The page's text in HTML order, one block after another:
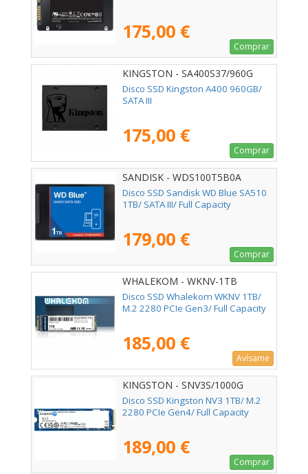
175,00 €
Comprar
KINGSTON - SA400S37/960G
Disco SSD Kingston A400 960GB/
SATA III
175,00 €
Comprar
SANDISK - WDS100T5B0A
Disco SSD Sandisk WD Blue SA510
1TB/ SATA III/ Full Capacity
179,00 €
Comprar
WHALEKOM - WKNV-1TB
Disco SSD Whalekom WKNV 1TB/
M.2 2280 PCIe Gen3/ Full Capacity
185,00 €
Avísame
KINGSTON - SNV3S/1000G
Disco SSD Kingston NV3 1TB/ M.2
2280 PCIe Gen4/ Full Capacity
189,00 €
Comprar